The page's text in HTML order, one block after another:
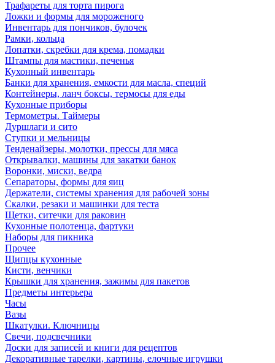
Трафареты для торта пирога
Ложки и формы для мороженого
Инвентарь для пончиков, булочек
Рамки, кольца
Лопатки, скребки для крема, помадки
Штампы для мастики, печенья
Кухонный инвентарь
Банки для хранения, емкости для масла, специй
Контейнеры, ланч боксы, термосы для еды
Кухонные приборы
Термометры. Таймеры
Дуршлаги и сито
Ступки и мельницы
Тенденайзеры, молотки, прессы для мяса
Открывалки, машины для закатки банок
Воронки, миски, ведра
Сепараторы, формы для яиц
Держатели, системы хранения для рабочей зоны
Скалки, резаки и машинки для теста
Щетки, ситечки для раковин
Кухонные полотенца, фартуки
Наборы для пикника
Прочее
Щипцы кухонные
Кисти, венчики
Крышки для хранения, зажимы для пакетов
Предметы интерьера
Часы
Вазы
Шкатулки. Ключницы
Свечи, подсвечники
Доски для записей и книги для рецептов
Декоративные тарелки, картины, елочные игрушки